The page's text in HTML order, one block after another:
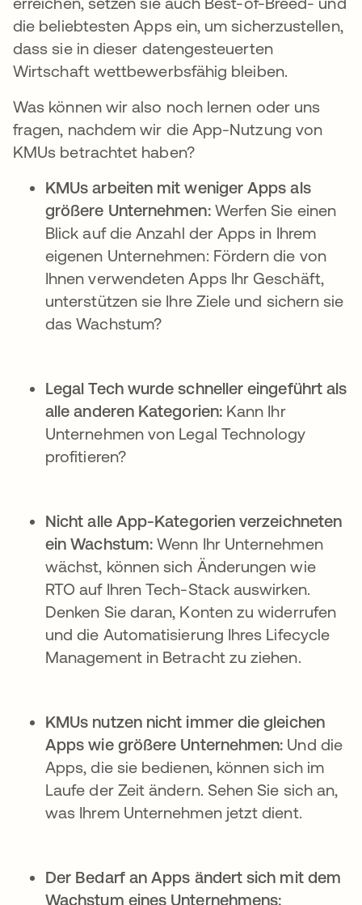
die beliebtesten Apps ein, um sicherzustellen,
dass sie in dieser datengesteuerten
Wirtschaft wettbewerbsfähig bleiben.
Was können wir also noch lernen oder uns
fragen, nachdem wir die App-Nutzung von
KMUs betrachtet haben?
KMUs arbeiten mit weniger Apps als
größere Unternehmen: Werfen Sie einen
Blick auf die Anzahl der Apps in Ihrem
eigenen Unternehmen: Fördern die von
Ihnen verwendeten Apps Ihr Geschäft,
unterstützen sie Ihre Ziele und sichern sie
das Wachstum?
Legal Tech wurde schneller eingeführt als
alle anderen Kategorien: Kann Ihr
Unternehmen von Legal Technology
profitieren?
Nicht alle App-Kategorien verzeichneten
ein Wachstum:Wenn Ihr Unternehmen
wächst, können sich Änderungen wie
RTO auf Ihren Tech-Stack auswirken.
Denken Sie daran, Konten zu widerrufen
und die Automatisierung Ihres Lifecycle
Management in Betracht zu ziehen.
KMUs nutzen nicht immer die gleichen
Apps wie größere Unternehmen: Und die
Apps, die sie bedienen, können sich im
Laufe der Zeit ändern. Sehen Sie sich an,
was Ihrem Unternehmen jetzt dient.
Der Bedarf an Apps ändert sich mit dem
Wachstum eines Unternehmens: